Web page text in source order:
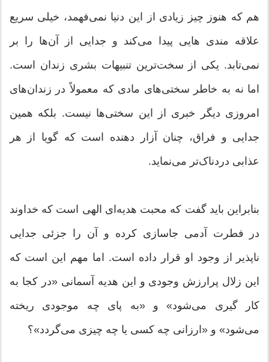
هم که هنوز چیز زیادی از این دنیا نمی‌فهمد، خیلی سریع
علاقه مندی هایی پیدا می‌کند و جدایی از آن‌ها را بر
نمی‌تابد. یکی از سخت‌ترین تنبیهات بشری زندان است.
اما نه به خاطر سختی‌های مادی که معمولاً در زندان‌های
امروزی دیگر خبری از این سختی‌ها نیست. بلکه همین
جدایی و فراق، چنان آزار دهنده است که گویا از هر
عذابی دردناک‌تر می‌نماید.
بنابراین باید گفت که محبت هدیه‌ای الهی است که خداوند
در فطرت آدمی جاسازی کرده و آن را جزئی جدایی
ناپذیر از وجود او قرار داده است. اما مهم این است که
این زلال پرارزش وجودی و این هدیه آسمانی «در کجا به
کار گیری می‌شود» و «به پای چه موجودی ریخته
می‌شود» و «ارزانی چه کسی یا چه چیزی می‌گردد»؟